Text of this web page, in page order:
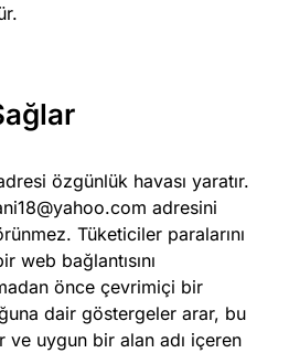
özgünlük havası yaratır.
adresini
Tüketiciler paralarını
web bağlantısını
önce çevrimiçi bir
dair göstergeler arar, bu
ve uygun bir alan adı içeren